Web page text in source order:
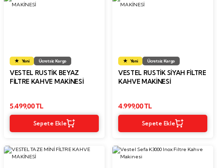
Yeni Ücretsiz Kargo
VESTEL RUSTİK BEYAZ
FİLTRE KAHVE MAKİNESİ
5.499,00 TL
Sepete Ekle
Yeni Ücretsiz Kargo
VESTEL RUSTİK SİYAH FİLTRE
KAHVE MAKİNESİ
4.999,00 TL
Sepete Ekle